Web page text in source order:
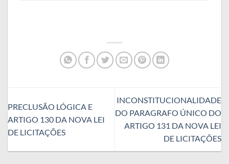
PRECLUSÃO LÓGICA E
ARTIGO 130 DA NOVA LEI
DE LICITAÇÕES
INCONSTITUCIONALIDADE
DO PARAGRAFO ÚNICO DO
ARTIGO 131 DA NOVA LEI
DE LICITAÇÕES